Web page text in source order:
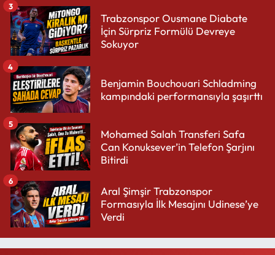
Trabzonspor Ousmane Diabate
İçin Sürpriz Formülü Devreye
Sokuyor
3
Benjamin Bouchouari Schladming
kampındaki performansıyla şaşırttı
4
Mohamed Salah Transferi Safa
Can Konuksever’in Telefon Şarjını
Bitirdi
5
Aral Şimşir Trabzonspor
Formasıyla İlk Mesajını Udinese’ye
Verdi
6